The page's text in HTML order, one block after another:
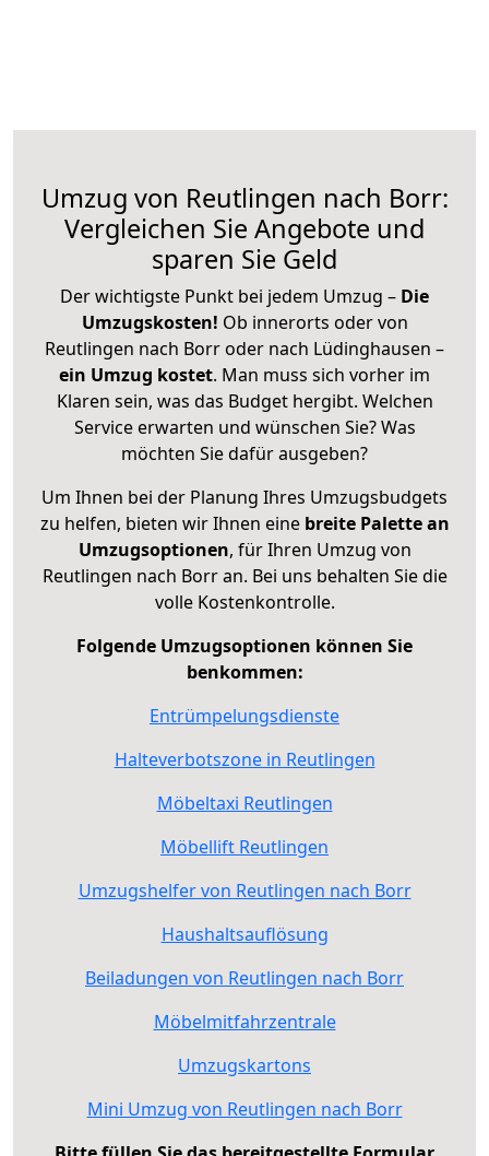
Umzug von Reutlingen nach Borr:
Vergleichen Sie Angebote und
sparen Sie Geld
Der wichtigste Punkt bei jedem Umzug – Die
Umzugskosten! Ob innerorts oder von
Reutlingen nach Borr oder nach Lüdinghausen –
ein Umzug kostet. Man muss sich vorher im
Klaren sein, was das Budget hergibt. Welchen
Service erwarten und wünschen Sie? Was
möchten Sie dafür ausgeben?
Um Ihnen bei der Planung Ihres Umzugsbudgets
zu helfen, bieten wir Ihnen eine breite Palette an
Umzugsoptionen, für Ihren Umzug von
Reutlingen nach Borr an. Bei uns behalten Sie die
volle Kostenkontrolle.
Folgende Umzugsoptionen können Sie
benkommen:
Entrümpelungsdienste
Halteverbotszone in Reutlingen
Möbeltaxi Reutlingen
Möbellift Reutlingen
Umzugshelfer von Reutlingen nach Borr
Haushaltsauflösung
Beiladungen von Reutlingen nach Borr
Möbelmitfahrzentrale
Umzugskartons
Mini Umzug von Reutlingen nach Borr